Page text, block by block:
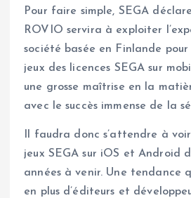
Pour faire simple, SEGA
ROVIO servira à exploiter
société basée en Finlande
jeux des licences SEGA sur
une grosse maîtrise en la
avec le succès immense de la
Il faudra donc s’attendre à
jeux SEGA sur iOS et Android
années à venir. Une tendance
en plus d’éditeurs et